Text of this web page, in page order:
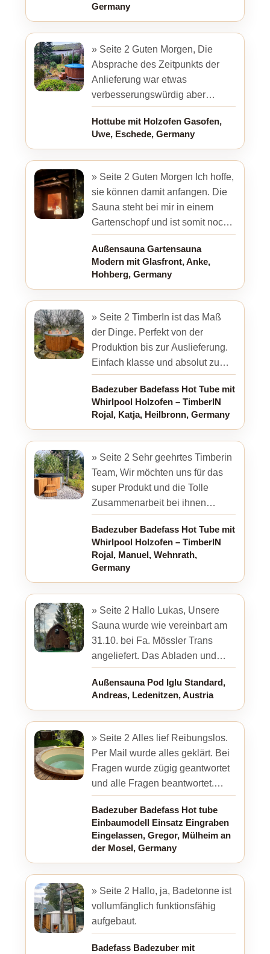
Germany
» Seite 2 Guten Morgen, Die
Absprache des Zeitpunkts der
Anlieferung war etwas
verbesserungswürdig aber
ansonsten alles super. Der
Fahrer war sehr freundlich.
Abladen hat ...
Hottube mit Holzofen Gasofen,
Uwe, Eschede, Germany
» Seite 2 Guten Morgen Ich hoffe,
sie können damit anfangen. Die
Sauna steht bei mir in einem
Gartenschopf und ist somit noch
etwas geschützt. Schöne
Weihnachten Anke ...
Außensauna Gartensauna
Modern mit Glasfront, Anke,
Hohberg, Germany
» Seite 2 TimberIn ist das Maß
der Dinge. Perfekt von der
Produktion bis zur Auslieferung.
Einfach klasse und absolut zu
empfehlen.
Badezuber Badefass Hot Tube mit
Whirlpool Holzofen – TimberIN
Rojal, Katja, Heilbronn, Germany
» Seite 2 Sehr geehrtes Timberin
Team, Wir möchten uns für das
super Produkt und die Tolle
Zusammenarbeit bei ihnen
bedanken. Anbei ein paar
Eindrücke wie sich der Hot ...
Badezuber Badefass Hot Tube mit
Whirlpool Holzofen – TimberIN
Rojal, Manuel, Wehnrath,
Germany
» Seite 2 Hallo Lukas, Unsere
Sauna wurde wie vereinbart am
31.10. bei Fa. Mössler Trans
angeliefert. Das Abladen und
Umladen auf einen kleineren
LKW (truck) war kein Problem. In
...
Außensauna Pod Iglu Standard,
Andreas, Ledenitzen, Austria
» Seite 2 Alles lief Reibungslos.
Per Mail wurde alles geklärt. Bei
Fragen wurde zügig geantwortet
und alle Fragen beantwortet.
Immer wieder gerne und die
Qualität ist ...
Badezuber Badefass Hot tube
Einbaumodell Einsatz Eingraben
Eingelassen, Gregor, Mülheim an
der Mosel, Germany
» Seite 2 Hallo, ja, Badetonne ist
vollumfänglich funktionsfähig
Badefass Badezuber mit